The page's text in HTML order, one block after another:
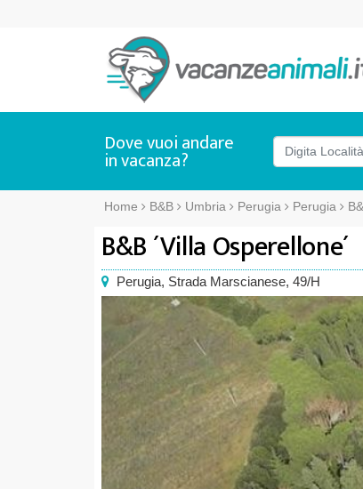
Dove vuoi andare
in vacanza?
Home B&B Umbria Perugia Perugia
B&B ´Villa Osperellone´
Perugia, Strada Marscianese, 49/H